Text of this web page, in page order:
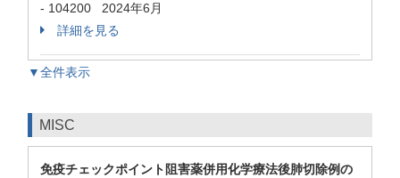
- 104200 2024年6月
詳細を見る
▼全件表示
MISC
免疫チェックポイント阻害薬併用化学療法後肺切除例の